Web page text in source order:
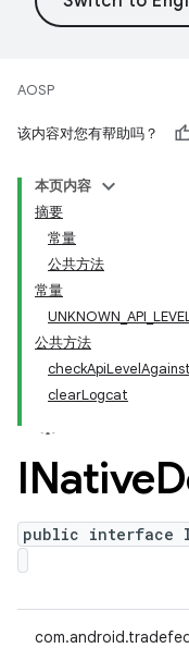
AOSP
该内容对您有帮助吗？
本页内容
摘要
常量
公共方法
常量
公共方法
clearLogcat
INative
public interface